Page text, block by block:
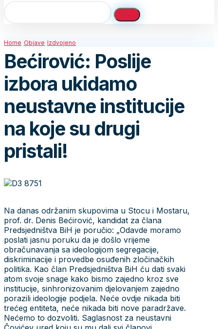
Home Objave Izdvojeno
Bećirović: Poslije
izbora ukidamo
neustavne institucije
na koje su drugi
pristali!
Na danas održanim skupovima u Stocu i Mostaru,
prof. dr. Denis Bećirović, kandidat za člana
Predsjedništva BiH je poručio: „Odavde moramo
poslati jasnu poruku da je došlo vrijeme
obračunavanja sa ideologijom segregacije,
diskriminacije i provedbe osuđenih zločinačkih
politika. Kao član Predsjedništva BiH ću dati svaki
atom svoje snage kako bismo zajedno kroz sve
institucije, sinhronizovanim djelovanjem zajedno
porazili ideologije podjela. Neće ovdje nikada biti
trećeg entiteta, neće nikada biti nove paradržave.
Nećemo to dozvoliti. Saglasnost za neustavni